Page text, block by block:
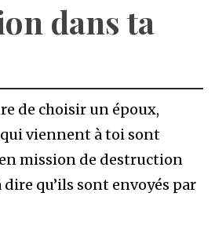
dans ta
de choisir un époux,
viennent à toi sont
mission de destruction
dire qu’ils sont envoyés par